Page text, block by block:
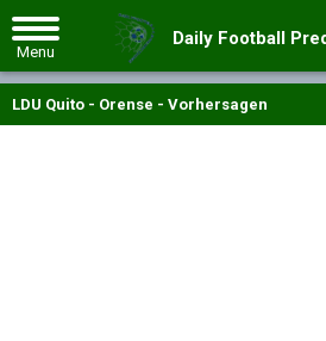
Daily Football
LDU Quito - Orense - Vorhersagen